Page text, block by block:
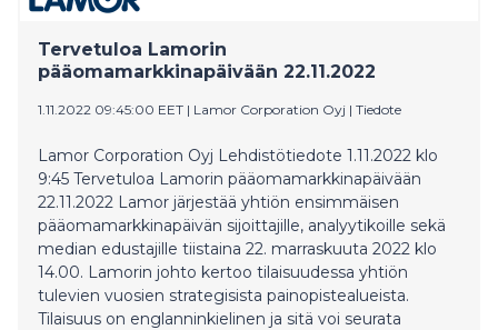
Playgreenin osakekannasta, joten omistusosuus on
ostaa loputkin 36 % osakkeista.
Tervetuloa Lamorin
pääomamarkkinapäivään 22.11.2022
1.11.2022 09:45:00 EET | Lamor Corporation Oyj | Tiedote
Lamor Corporation Oyj Lehdistötiedote 1.11.2022 klo
9:45 Tervetuloa Lamorin pääomamarkkinapäivään
22.11.2022 Lamor järjestää yhtiön ensimmäisen
pääomamarkkinapäivän sijoittajille, analyytikoille sekä
median edustajille tiistaina 22. marraskuuta 2022 klo
14.00. Lamorin johto kertoo tilaisuudessa yhtiön
tulevien vuosien strategisista painopistealueista.
Tilaisuus on englanninkielinen ja sitä voi seurata